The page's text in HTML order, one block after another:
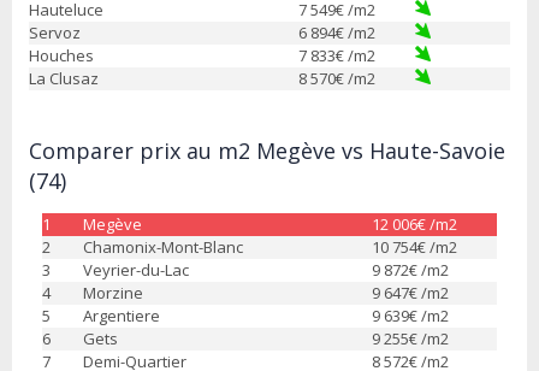
Hauteluce
7 549€ /m2
Servoz
6 894€ /m2
Houches
7 833€ /m2
La Clusaz
8 570€ /m2
Comparer prix au m2 Megève vs Haute-Savoie
(74)
1 Megève 12 006€ /m2
2
Chamonix-Mont-Blanc 10 754€ /m2
3
Veyrier-du-Lac 9 872€ /m2
4
Morzine 9 647€ /m2
5
Argentiere 9 639€ /m2
6
Gets 9 255€ /m2
7
Demi-Quartier 8 572€ /m2